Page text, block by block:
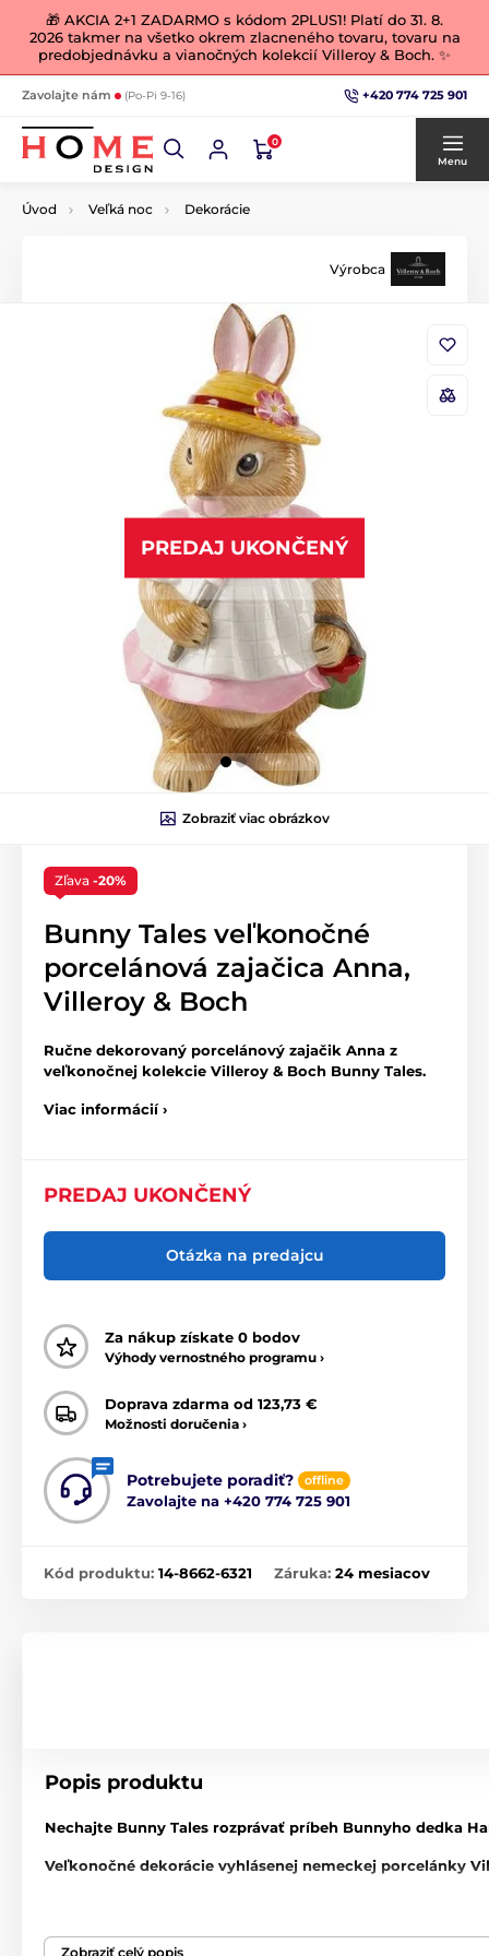
🎁 AKCIA 2+1 ZADARMO s kódom 2PLUS1! Platí do 31. 8.
2026 takmer na všetko okrem zlacneného tovaru, tovaru na
predobjednávku a vianočných kolekcií Villeroy & Boch. ✨
Zavolajte nám (Po-Pi 9-16) +420 774 725 901
0
Menu
Úvod Veľká noc Dekorácie
Výrobca
PREDAJ UKONČENÝ
Zobraziť viac obrázkov
Zľava -20%
Bunny Tales veľkonočné
porcelánová zajačica Anna,
Villeroy & Boch
Ručne dekorovaný porcelánový zajačik Anna z
veľkonočnej kolekcie Villeroy & Boch Bunny Tales.
Viac informácií ›
PREDAJ UKONČENÝ
Otázka na predajcu
Za nákup získate 0 bodov
Výhody vernostného programu ›
Doprava zdarma od 123,73 €
Možnosti doručenia ›
Potrebujete poradiť? offline
Zavolajte na +420 774 725 901
Kód produktu: 14-8662-6321 Záruka: 24 mesiacov
Popis produktu
Nechajte Bunny Tales rozprávať príbeh Bunnyho dedka
Veľkonočné dekorácie vyhlásenej nemeckej porcelánky
Materiál: vyrobené z kvalitného porcelánu
Zobraziť celý popis